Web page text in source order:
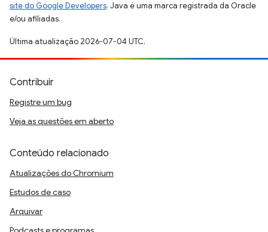
site do Google Developers. Java é uma marca registrada da Oracle
e/ou afiliadas.
Última atualização 2026-07-04 UTC.
Contribuir
Registre um bug
Veja as questões em aberto
Conteúdo relacionado
Atualizações do Chromium
Estudos de caso
Arquivar